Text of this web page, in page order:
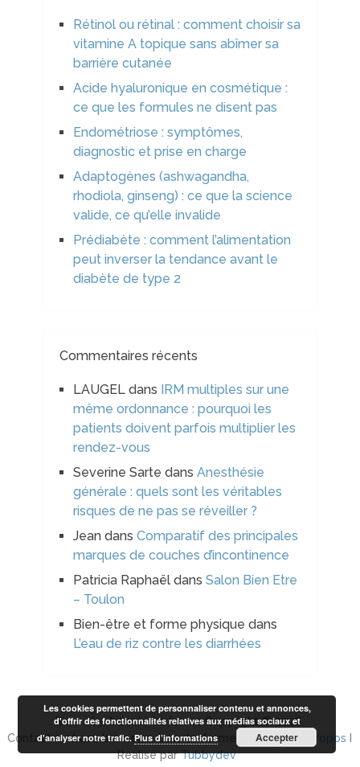
Rétinol ou rétinal : comment choisir sa
vitamine A topique sans abîmer sa
barrière cutanée
Acide hyaluronique en cosmétique :
ce que les formules ne disent pas
Endométriose : symptômes,
diagnostic et prise en charge
Adaptogènes (ashwagandha,
rhodiola, ginseng) : ce que la science
valide, ce qu’elle invalide
Prédiabète : comment l’alimentation
peut inverser la tendance avant le
diabète de type 2
Commentaires récents
LAUGELdans
IRM multiples sur une
même ordonnance : pourquoi les
patients doivent parfois multiplier les
rendez-vous
Severine Sarte dans Anesthésie
générale : quels sont les véritables
risques de ne pas se réveiller ?
Jeandans Comparatif des principales
marques de couches d’incontinence
Patricia Raphaëldans Salon Bien Etre
– Toulon
Bien-être et forme physique dans
L’eau de riz contre les diarrhées
Bien-être beauté et formeCopyright © 2026.
Contact arobase bien-etre-beaute-forme.com IPlan à propos
Réalisé parTubbydev
Les cookies permettent de personnaliser contenu et annonces,
d'offrir des fonctionnalités relatives aux médias sociaux et
d'analyser notre trafic.Plus d’informations Accepter